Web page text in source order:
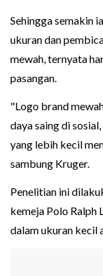
Sehingga semakin
ukuran dan
mewah, ternyata
pasangan.
"Logo brand
daya saing di
yang lebih kecil
sambung Kruger.
Penelitian ini
kemeja Polo Ralph
dalam ukuran kecil